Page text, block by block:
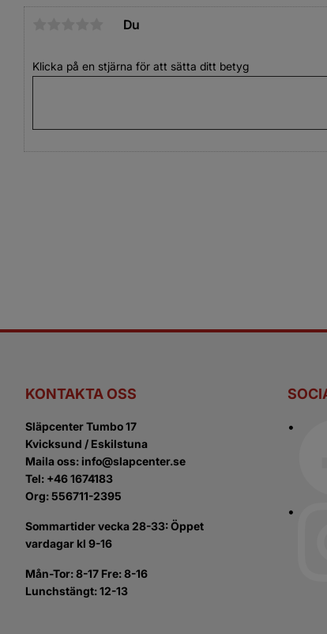
Du
Klicka på en stjärna för att sätta ditt betyg
KONTAKTA OSS
Släpcenter Tumbo 17
Kvicksund / Eskilstuna
Maila oss: info@slapcenter.se
Tel: +46 1674183
Org: 556711-2395
Sommartider vecka 28-33: Öppet
vardagar kl 9-16
Mån-Tor: 8-17 Fre: 8-16
Lunchstängt: 12-13